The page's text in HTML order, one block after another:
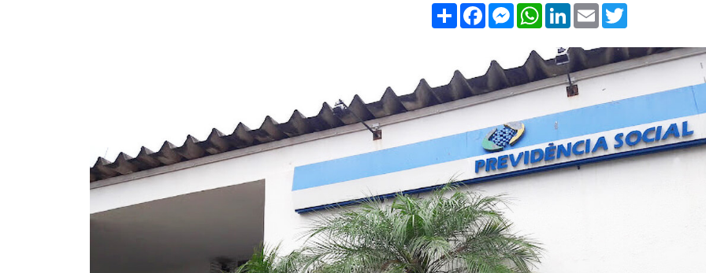
Compartilhar
FacebookMessenger
WhatsApp
LinkedIn
Email